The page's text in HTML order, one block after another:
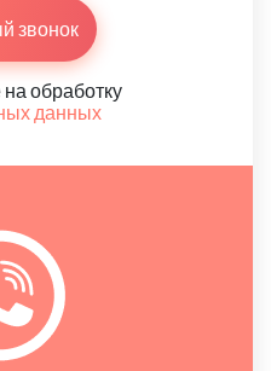
звонок
обработку
данных